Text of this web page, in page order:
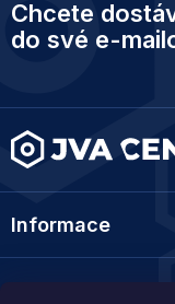
p
í
Chcete
do své e-
Informace